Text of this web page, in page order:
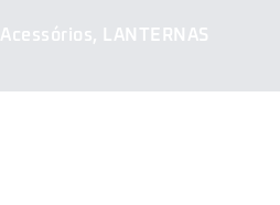
Acessórios, LANTERNAS